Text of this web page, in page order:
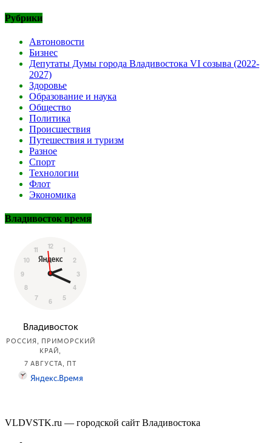
Рубрики
Автоновости
Бизнес
Депутаты Думы города Владивостока VI созыва (2022-
2027)
Здоровье
Образование и наука
Общество
Политика
Происшествия
Путешествия и туризм
Разное
Спорт
Технологии
Флот
Экономика
Владивосток время
VLDVSTK.ru — городской сайт Владивостока